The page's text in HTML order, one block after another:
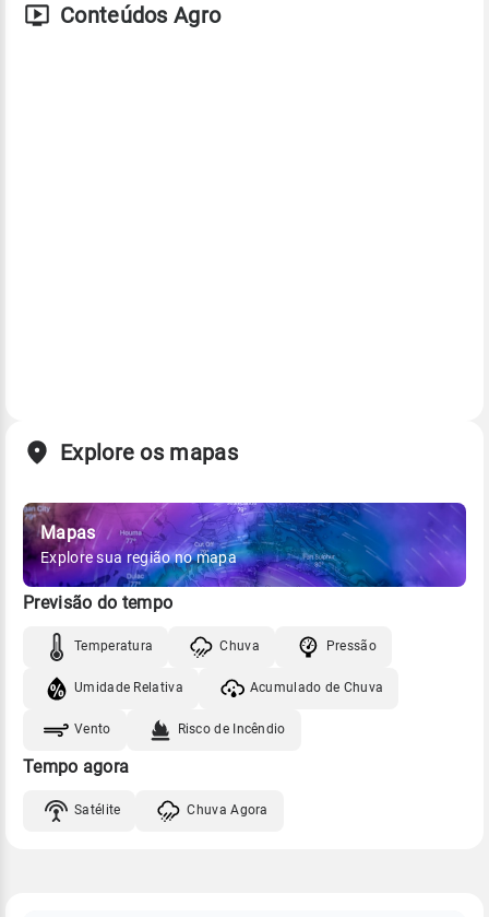
Conteúdos Agro
Explore os mapas
Mapas
Explore sua região no mapa
Previsão do tempo
Temperatura Chuva Pressão
Umidade Relativa Acumulado de Chuva
Vento Risco de Incêndio
Tempo agora
Satélite Chuva Agora